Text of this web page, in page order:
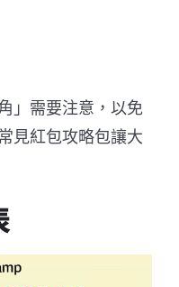
」需要注意，以免
見紅包攻略包讓大